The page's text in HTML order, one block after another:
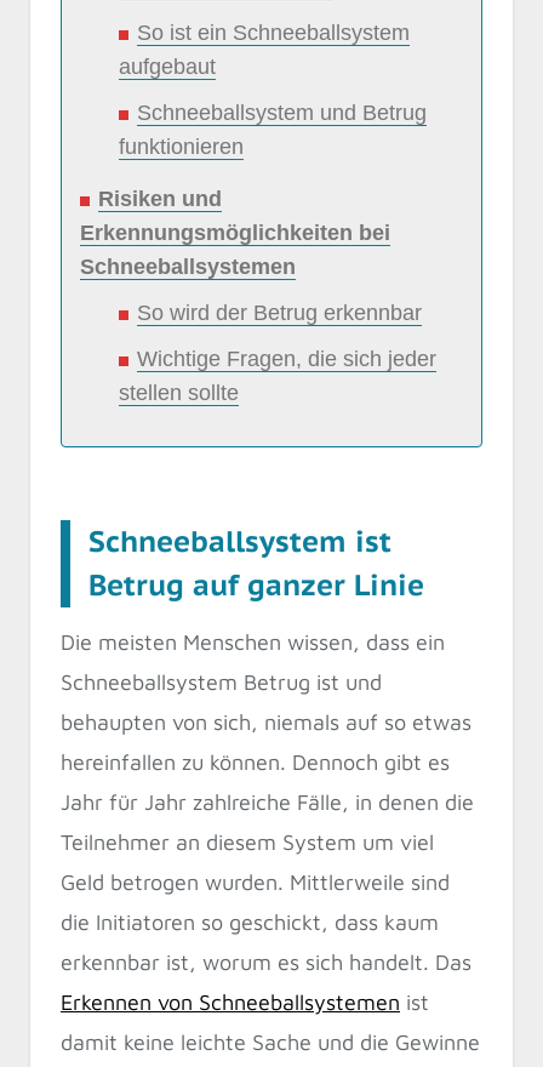
So ist ein Schneeballsystem
aufgebaut
Schneeballsystem und Betrug
funktionieren
Risiken und
Erkennungsmöglichkeiten bei
Schneeballsystemen
So wird der Betrug erkennbar
Wichtige Fragen, die sich jeder
stellen sollte
Schneeballsystem ist
Betrug auf ganzer Linie
Die meisten Menschen wissen, dass ein
Schneeballsystem Betrug ist und
behaupten von sich, niemals auf so etwas
hereinfallen zu können. Dennoch gibt es
Jahr für Jahr zahlreiche Fälle, in denen die
Teilnehmer an diesem System um viel
Geld betrogen wurden. Mittlerweile sind
die Initiatoren so geschickt, dass kaum
erkennbar ist, worum es sich handelt. Das
Erkennen von Schneeballsystemen ist
damit keine leichte Sache und die Gewinne